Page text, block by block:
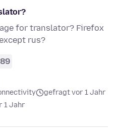
for translator? Firefox
rus?
gefragt vor 1 Jahr
1 Jahr